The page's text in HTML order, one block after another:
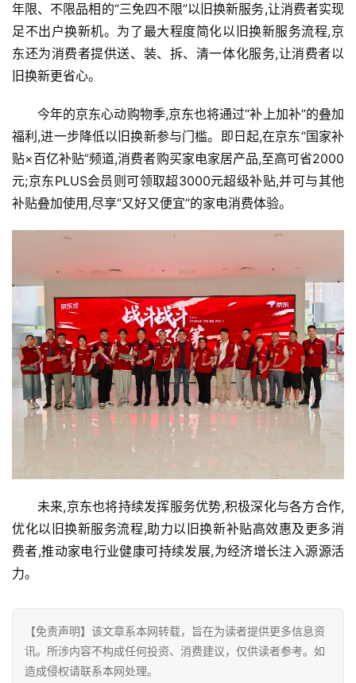
活
科
技
财
经
教
育
题
车
·
新
能
源
登录 注册
年限、不限品相的“三免四不限”以旧换新服务,让消费者实现
足不出户换新机。为了最大程度简化以旧换新服务流程,京
东还为消费者提供送、装、拆、清一体化服务,让消费者以
旧换新更省心。
今年的京东心动购物季,京东也将通过“补上加补”的叠加
福利,进一步降低以旧换新参与门槛。即日起,在京东“国家补
贴×百亿补贴”频道,消费者购买家电家居产品,至高可省2000
元;京东PLUS会员则可领取超3000元超级补贴,并可与其他
补贴叠加使用,尽享“又好又便宜”的家电消费体验。
未来,京东也将持续发挥服务优势,积极深化与各方合作,
优化以旧换新服务流程,助力以旧换新补贴高效惠及更多消
费者,推动家电行业健康可持续发展,为经济增长注入源源活
力。
【免责声明】该文章系本网转载，旨在为读者提供更多信息资
讯。所涉内容不构成任何投资、消费建议，仅供读者参考。如
造成侵权请联系本网处理。